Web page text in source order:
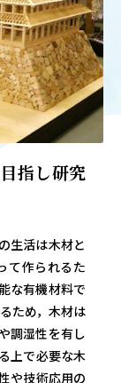
CAMPUS
ープンキャンパス
OPEN
問探求セミナー
インタビュー
指し研究
生活は木材と
て作られるた
な有機材料で
ため，木材は
調湿性を有し
上で必要な木
や技術応用の